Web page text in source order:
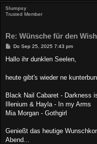
Slumpsy
Trusted Member
Re: Wünsche für den
B
i
a
g
Do Sep 25, 2025 7:43 pm
Hallo ihr dunklen Seelen,
heute gibt's wieder ne
Black Nail Cabaret - Darkness
Illenium & Hayla - In my Arms
Mia Morgan - Gothgirl
Genießt das heutige
Abend...